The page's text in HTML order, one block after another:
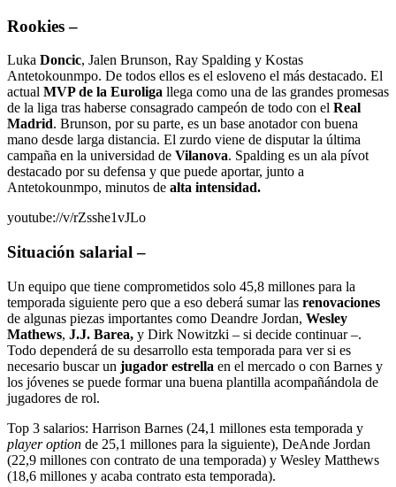
Rookies–
Luka Doncic, Jalen Brunson, Ray Spalding y Kostas
Antetokounmpo. De todos ellos es el esloveno el más destacado. El
actual MVP de la Euroliga llega como una de las grandes promesas
de la liga tras haberse consagrado campeón de todo con el Real
Madrid. Brunson, por su parte, es un base anotador con buena
mano desde larga distancia. El zurdo viene de disputar la última
campaña en la universidad de Vilanova. Spalding es un ala pívot
destacado por su defensa y que puede aportar, junto a
Antetokounmpo, minutos de alta intensidad.
youtube://v/rZsshe1vJLo
Situación salarial–
Un equipo que tiene comprometidos solo 45,8 millones para la
temporada siguiente pero que a eso deberá sumar las renovaciones
de algunas piezas importantes como Deandre Jordan, Wesley
Mathews, J.J. Barea, y Dirk Nowitzki – si decide continuar –.
Todo dependerá de su desarrollo esta temporada para ver si es
necesario buscar un jugador estrella en el mercado o con Barnes y
los jóvenes se puede formar una buena plantilla acompañándola de
jugadores de rol.
Top 3 salarios: Harrison Barnes (24,1 millones esta temporada y
player option de 25,1 millones para la siguiente), DeAnde Jordan
(22,9 millones con contrato de una temporada) y Wesley Matthews
(18,6 millones y acaba contrato esta temporada).